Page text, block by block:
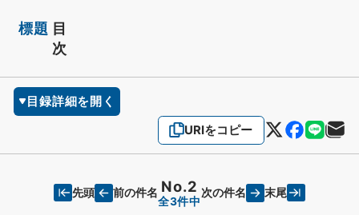
標題 目
次
目録詳細を開く
URIをコピー
先頭 前の件名 No.2
全3件中
次の件名 末尾